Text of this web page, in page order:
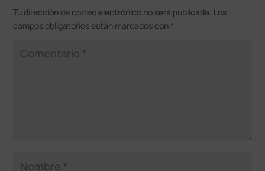
Tu dirección de correo electrónico no será publicada. Los
campos obligatorios están marcados con *